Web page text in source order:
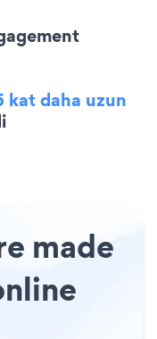
kat daha uzun
made